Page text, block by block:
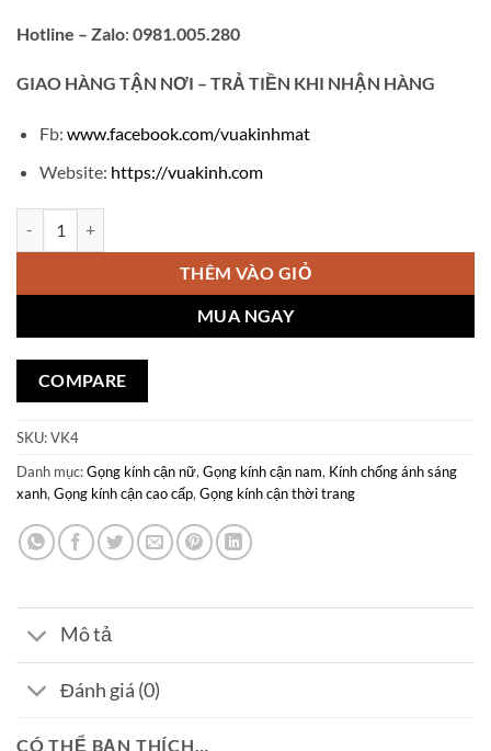
Hotline – Zalo: 0981.005.280
GIAO HÀNG TẬN NƠI – TRẢ TIỀN KHI NHẬN HÀNG
Fb: www.facebook.com/vuakinhmat
Website: https://vuakinh.com
THÊM VÀO GIỎ
MUA NGAY
COMPARE
SKU:VK4
Danh mục:Gọng kính cận nữ, Gọng kính cận nam, Kính chống ánh sáng
xanh, Gọng kính cận cao cấp, Gọng kính cận thời trang
Mô tả
Đánh giá (0)
CÓ THỂ BẠN THÍCH…